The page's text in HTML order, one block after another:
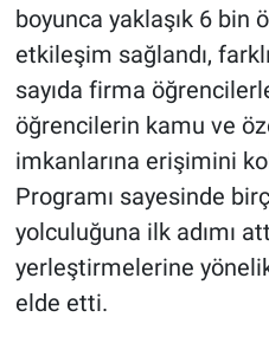
boyunca yaklaşık 6 bin
etkileşim sağlandı,
sayıda firma
öğrencilerin kamu ve
imkanlarına erişimini
Programı sayesinde
yolculuğuna ilk adımı
yerleştirmelerine
elde etti.